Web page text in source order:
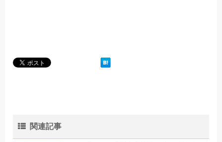
関連記事